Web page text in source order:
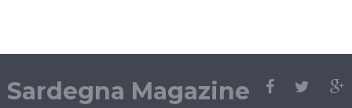
Sardegna Magazine